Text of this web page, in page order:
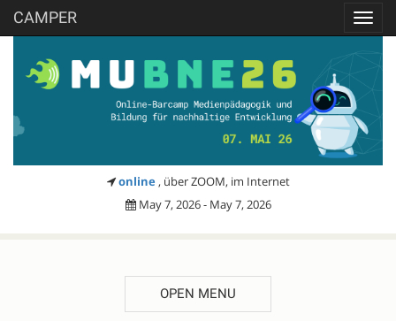
CAMPER
online , über ZOOM, im Internet
May 7, 2026 - May 7, 2026
OPEN MENU